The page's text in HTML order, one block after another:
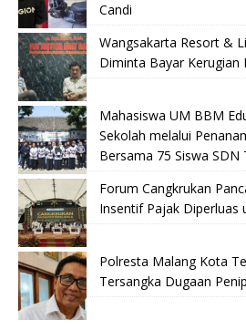
Candi
Wangsakarta Resort &
Diminta Bayar Kerugian
Mahasiswa UM BBM
Sekolah melalui
Bersama 75 Siswa SDN
Forum Cangkrukan
Insentif Pajak Diperluas
Polresta Malang Kota
Tersangka Dugaan